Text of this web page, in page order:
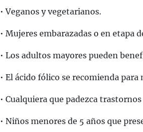
• Veganos y vegetarianos.
• Mujeres embarazadas o en etapa
• Los adultos mayores pueden
• El ácido fólico se recomienda
• Cualquiera que padezca
• Niños menores de 5 años que